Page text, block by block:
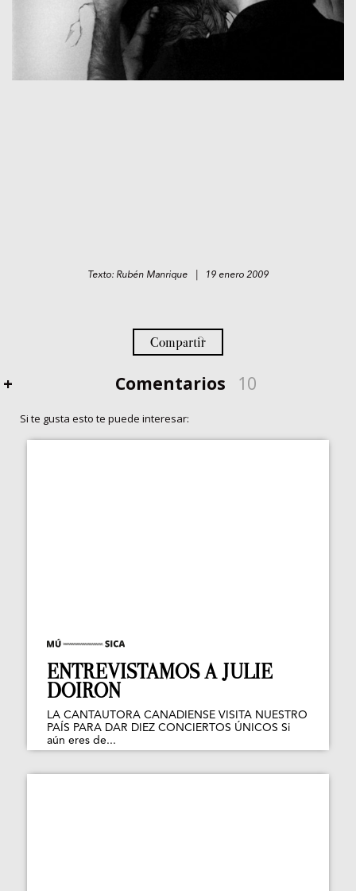
Texto: Rubén Manrique | 19 enero 2009
Compartir
+ Comentarios 10
Si te gusta esto te puede interesar:
ENTREVISTAMOS A JULIE
DOIRON
LA CANTAUTORA CANADIENSE VISITA NUESTRO
PAÍS PARA DAR DIEZ CONCIERTOS ÚNICOS Si
aún eres de...